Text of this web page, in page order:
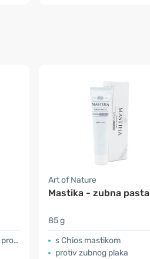
Art of Nature
Mastika - zubna pasta
85 g
s Chios mastikom
protiv zubnog plaka